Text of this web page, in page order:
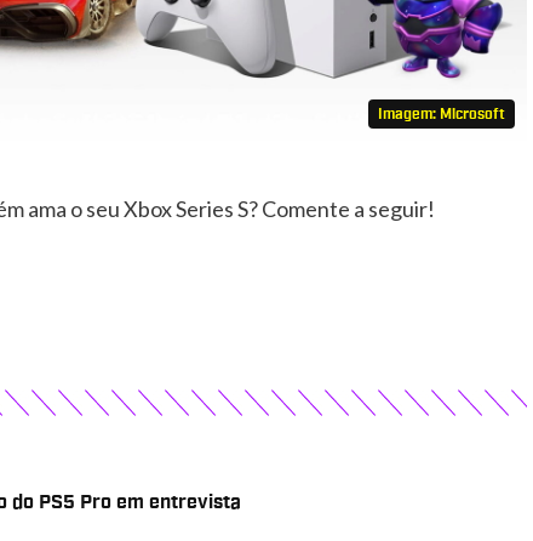
Imagem: Microsoft
ama o seu Xbox Series S? Comente a seguir!
do PS5 Pro em entrevista